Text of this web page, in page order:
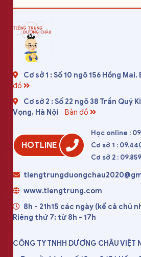
Cơ sở 1 : Số 10 ngõ 156 Hồng
đồ
Cơ sở 2 : Số 22 ngõ 38 Trần Quý
Vọng, Hà Nội
Bản đồ
HOTLINE
Học online :
Cơ sở 1 :
Cơ sở 2 :
www.tiengtrung.com
8h - 21h15 các ngày (kể cả chủ
Riêng thứ 7: từ 8h - 17h
CÔNG TY TNHH DƯƠNG CHÂU VIỆT